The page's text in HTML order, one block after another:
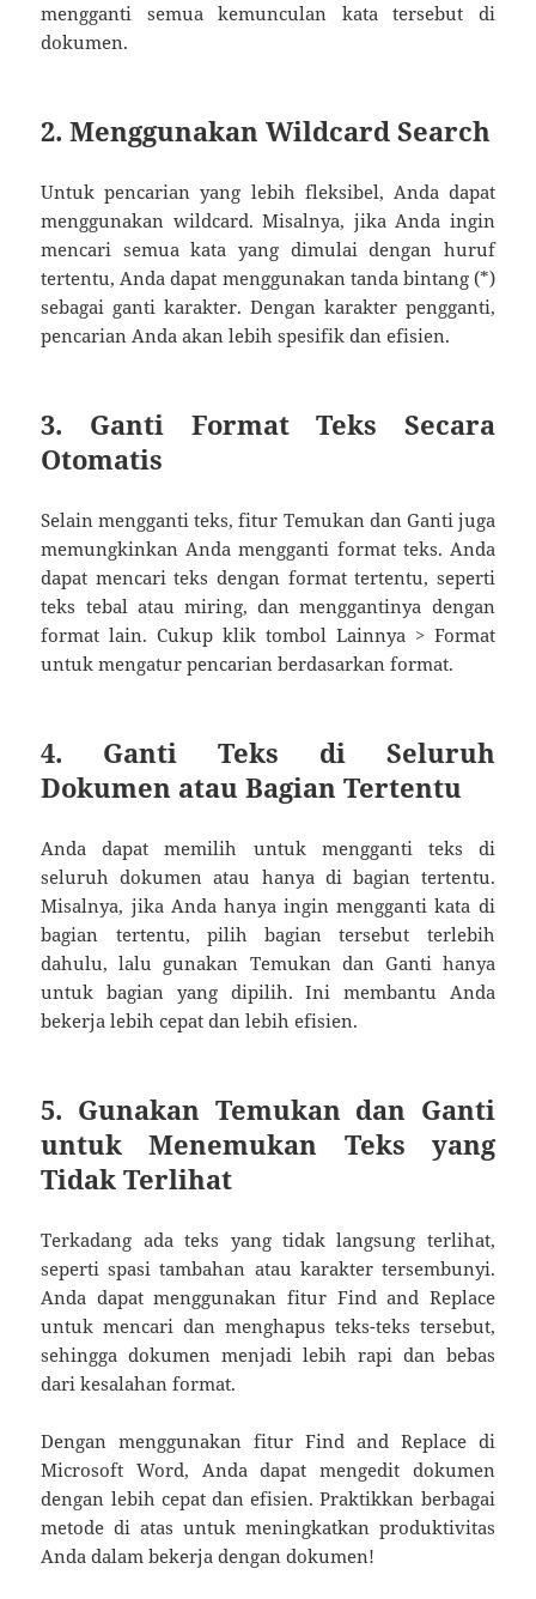
mengganti semua kemunculan kata tersebut di
dokumen.
2. Menggunakan Wildcard Search
Untuk pencarian yang lebih fleksibel, Anda dapat
menggunakan wildcard. Misalnya, jika Anda ingin
mencari semua kata yang dimulai dengan huruf
tertentu, Anda dapat menggunakan tanda bintang (*)
sebagai ganti karakter. Dengan karakter pengganti,
pencarian Anda akan lebih spesifik dan efisien.
3. Ganti Format Teks Secara
Otomatis
Selain mengganti teks, fitur Temukan dan Ganti juga
memungkinkan Anda mengganti format teks. Anda
dapat mencari teks dengan format tertentu, seperti
teks tebal atau miring, dan menggantinya dengan
format lain. Cukup klik tombol Lainnya > Format
untuk mengatur pencarian berdasarkan format.
4. Ganti Teks di Seluruh
Dokumen atau Bagian Tertentu
Anda dapat memilih untuk mengganti teks di
seluruh dokumen atau hanya di bagian tertentu.
Misalnya, jika Anda hanya ingin mengganti kata di
bagian tertentu, pilih bagian tersebut terlebih
dahulu, lalu gunakan Temukan dan Ganti hanya
untuk bagian yang dipilih. Ini membantu Anda
bekerja lebih cepat dan lebih efisien.
5. Gunakan Temukan dan Ganti
untuk Menemukan Teks yang
Tidak Terlihat
Terkadang ada teks yang tidak langsung terlihat,
seperti spasi tambahan atau karakter tersembunyi.
Anda dapat menggunakan fitur Find and Replace
untuk mencari dan menghapus teks-teks tersebut,
sehingga dokumen menjadi lebih rapi dan bebas
dari kesalahan format.
Dengan menggunakan fitur Find and Replace di
Microsoft Word, Anda dapat mengedit dokumen
dengan lebih cepat dan efisien. Praktikkan berbagai
metode di atas untuk meningkatkan produktivitas
Anda dalam bekerja dengan dokumen!